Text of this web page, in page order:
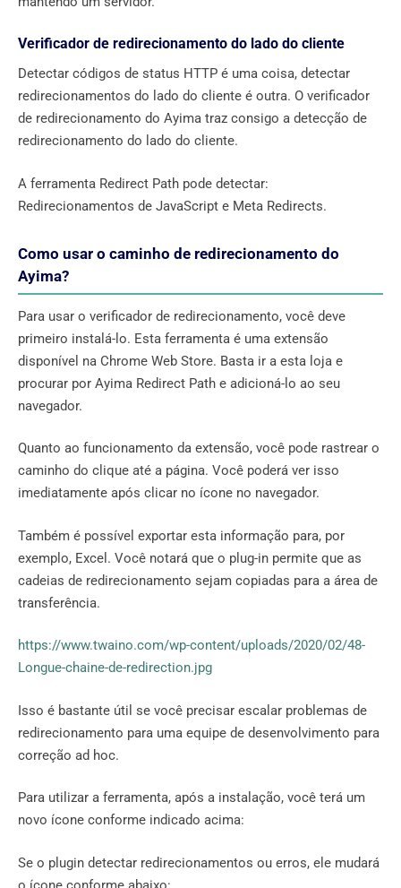
Verificador de redirecionamento do lado do cliente
Detectar códigos de status HTTP é uma coisa, detectar
redirecionamentos do lado do cliente é outra. O verificador
de redirecionamento do Ayima traz consigo a detecção de
redirecionamento do lado do cliente.
A ferramenta Redirect Path pode detectar: ​​
Redirecionamentos de JavaScript e Meta Redirects.
Como usar o caminho de redirecionamento do
Ayima?
Para usar o verificador de redirecionamento, você deve
primeiro instalá-lo. Esta ferramenta é uma extensão
disponível na Chrome Web Store. Basta ir a esta loja e
procurar por Ayima Redirect Path e adicioná-lo ao seu
navegador.
Quanto ao funcionamento da extensão, você pode rastrear o
caminho do clique até a página. Você poderá ver isso
imediatamente após clicar no ícone no navegador.
Também é possível exportar esta informação para, por
exemplo, Excel. Você notará que o plug-in permite que as
cadeias de redirecionamento sejam copiadas para a área de
transferência.
https://www.twaino.com/wp-content/uploads/2020/02/48-
Longue-chaine-de-redirection.jpg
Isso é bastante útil se você precisar escalar problemas de
redirecionamento para uma equipe de desenvolvimento para
correção ad hoc.
Para utilizar a ferramenta, após a instalação, você terá um
novo ícone conforme indicado acima:
Se o plugin detectar redirecionamentos ou erros, ele mudará